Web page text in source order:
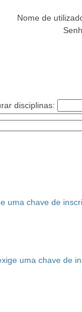
Nome de
disciplinas: